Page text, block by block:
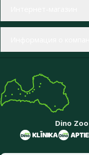
Dino